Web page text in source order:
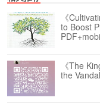
《
to Boost
《The
the